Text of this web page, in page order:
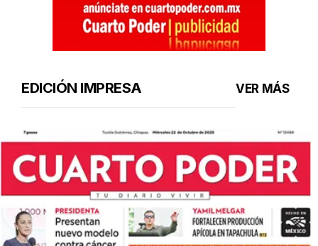
EDICIÓN IMPRESA VER MÁS